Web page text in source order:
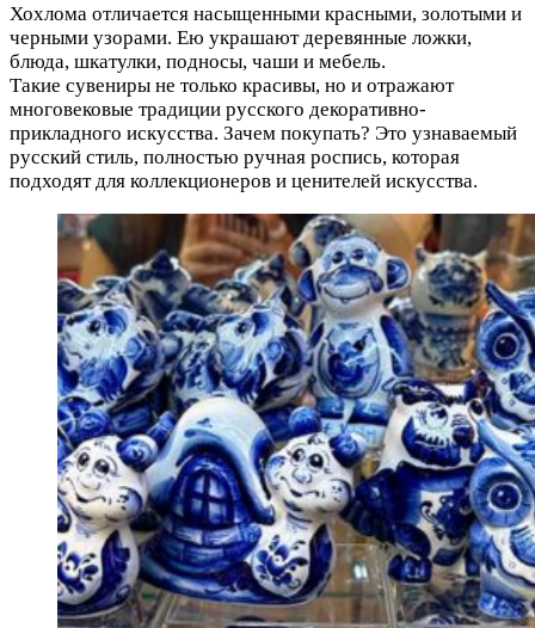
Хохлома отличается насыщенными красными, золотыми и
черными узорами. Ею украшают деревянные ложки,
блюда, шкатулки, подносы, чаши и мебель.
Такие сувениры не только красивы, но и отражают
многовековые традиции русского декоративно-
прикладного искусства. Зачем покупать? Это узнаваемый
русский стиль, полностью ручная роспись, которая
подходят для коллекционеров и ценителей искусства.